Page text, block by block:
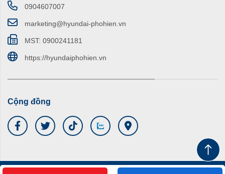
0904607007
marketing@hyundai-phohien.vn
MST: 0900241181
https://hyundaiphohien.vn
Cộng đồng